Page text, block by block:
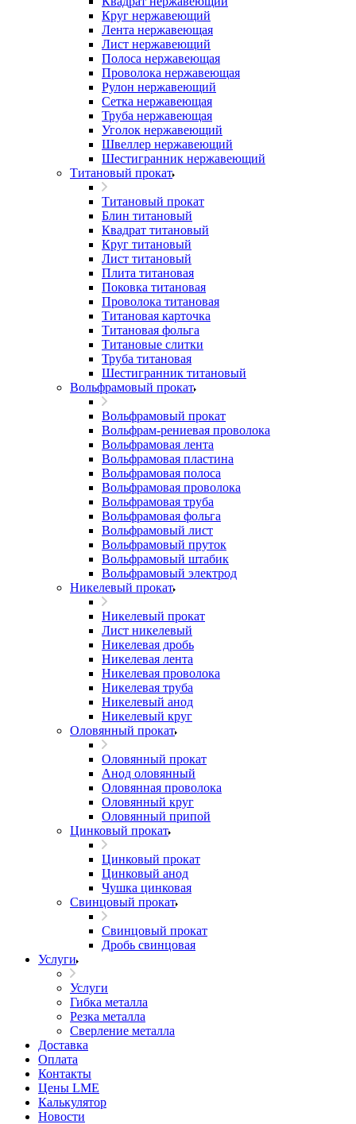
Круг нержавеющий
Лента нержавеющая
Лист нержавеющий
Полоса нержавеющая
Проволока нержавеющая
Рулон нержавеющий
Сетка нержавеющая
Труба нержавеющая
Уголок нержавеющий
Швеллер нержавеющий
Шестигранник нержавеющий
Титановый прокат
Титановый прокат
Блин титановый
Квадрат титановый
Круг титановый
Лист титановый
Плита титановая
Поковка титановая
Проволока титановая
Титановая карточка
Титановая фольга
Титановые слитки
Труба титановая
Шестигранник титановый
Вольфрамовый прокат
Вольфрамовый прокат
Вольфрам-рениевая проволока
Вольфрамовая лента
Вольфрамовая пластина
Вольфрамовая полоса
Вольфрамовая проволока
Вольфрамовая труба
Вольфрамовая фольга
Вольфрамовый лист
Вольфрамовый пруток
Вольфрамовый штабик
Вольфрамовый электрод
Никелевый прокат
Никелевый прокат
Лист никелевый
Никелевая дробь
Никелевая лента
Никелевая проволока
Никелевая труба
Никелевый анод
Никелевый круг
Оловянный прокат
Оловянный прокат
Анод оловянный
Оловянная проволока
Оловянный круг
Оловянный припой
Цинковый прокат
Цинковый прокат
Цинковый анод
Чушка цинковая
Свинцовый прокат
Свинцовый прокат
Дробь свинцовая
Услуги
Услуги
Гибка металла
Резка металла
Сверление металла
Доставка
Оплата
Контакты
Цены LME
Калькулятор
Новости